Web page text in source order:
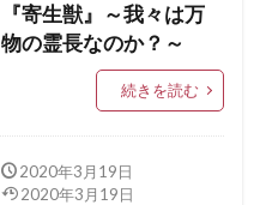
『寄生獣』～我々は万
物の霊長なのか？～
続きを読む
2020年3月19日
2020年3月19日